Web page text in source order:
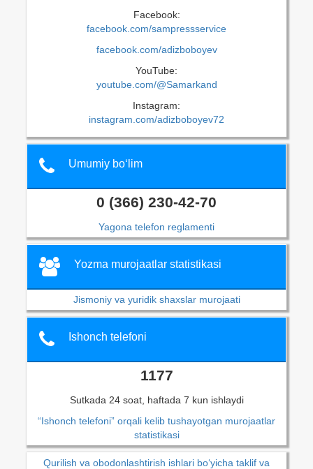
Facebook:
facebook.com/sampressservice
facebook.com/adizboboyev
YouTube:
youtube.com/@Samarkand
Instagram:
instagram.com/adizboboyev72
Umumiy bo‘lim
0 (366) 230-42-70
Yagona telefon reglamenti
Yozma murojaatlar statistikasi
Jismoniy va yuridik shaxslar murojaati
Ishonch telefoni
1177
Sutkada 24 soat, haftada 7 kun ishlaydi
“Ishonch telefoni” orqali kelib tushayotgan murojaatlar
statistikasi
Qurilish va obodonlashtirish ishlari bo‘yicha taklif va